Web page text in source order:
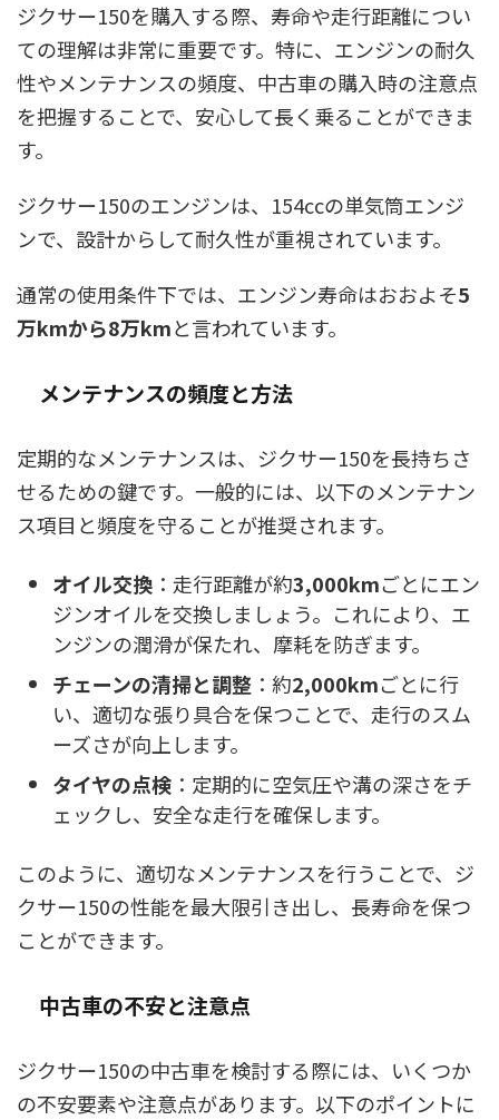
ジクサー150を購入する際、寿命や走行距離につい
ての理解は非常に重要です。特に、エンジンの耐久
性やメンテナンスの頻度、中古車の購入時の注意点
を把握することで、安心して長く乗ることができま
す。
ジクサー150のエンジンは、154ccの単気筒エンジ
ンで、設計からして耐久性が重視されています。
通常の使用条件下では、エンジン寿命はおおよそ5
万kmから8万kmと言われています。
メンテナンスの頻度と方法
定期的なメンテナンスは、ジクサー150を長持ちさ
せるための鍵です。一般的には、以下のメンテナン
ス項目と頻度を守ることが推奨されます。
オイル交換 ：走行距離が約3,000kmごとにエン
ジンオイルを交換しましょう。これにより、エ
ンジンの潤滑が保たれ、摩耗を防ぎます。
チェーンの清掃と調整 ：約2,000kmごとに行
い、適切な張り具合を保つことで、走行のスム
ーズさが向上します。
タイヤの点検 ：定期的に空気圧や溝の深さをチ
ェックし、安全な走行を確保します。
このように、適切なメンテナンスを行うことで、ジ
クサー150の性能を最大限引き出し、長寿命を保つ
ことができます。
中古車の不安と注意点
ジクサー150の中古車を検討する際には、いくつか
の不安要素や注意点があります。以下のポイントに